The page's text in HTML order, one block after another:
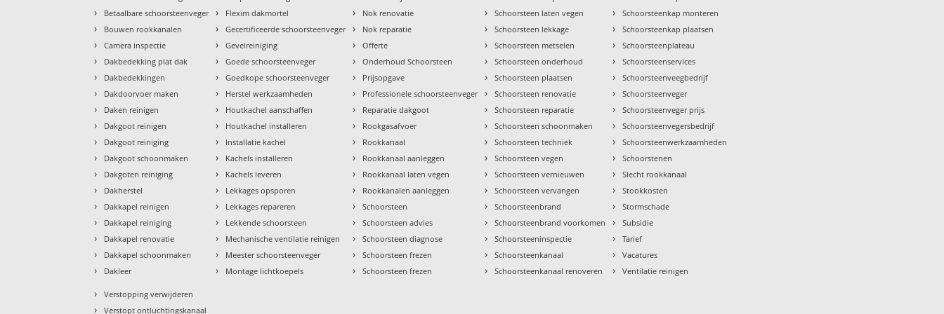
› Betaalbare schoorsteenveger
› Bouwen rookkanalen
› Camera inspectie
› Dakbedekking plat dak
› Dakbedekkingen
› Dakdoorvoer maken
› Daken reinigen
› Dakgoot reinigen
› Dakgoot reiniging
› Dakgoot schoonmaken
› Dakgoten reiniging
› Dakherstel
› Dakkapel reinigen
› Dakkapel reiniging
› Dakkapel renovatie
› Dakkapel schoonmaken
› Dakleer
› Flexim dakmortel
› Gecertificeerde schoorsteenveger
› Gevelreiniging
› Goede schoorsteenveger
› Goedkope schoorsteenveger
› Herstel werkzaamheden
› Houtkachel aanschaffen
› Houtkachel installeren
› Installatie kachel
› Kachels installeren
› Kachels leveren
› Lekkages opsporen
› Lekkages repareren
› Lekkende schoorsteen
› Mechanische ventilatie reinigen
› Meester schoorsteenveger
› Montage lichtkoepels
› Nok renovatie
› Nok reparatie
› Offerte
› Onderhoud Schoorsteen
› Prijsopgave
› Professionele schoorsteenveger
› Reparatie dakgoot
› Rookgasafvoer
› Rookkanaal
› Rookkanaal aanleggen
› Rookkanaal laten vegen
› Rookkanalen aanleggen
› Schoorsteen
› Schoorsteen advies
› Schoorsteen diagnose
› Schoorsteen frezen
› Schoorsteen frezen
› Schoorsteen laten vegen
› Schoorsteen lekkage
› Schoorsteen metselen
› Schoorsteen onderhoud
› Schoorsteen plaatsen
› Schoorsteen renovatie
› Schoorsteen reparatie
› Schoorsteen schoonmaken
› Schoorsteen techniek
› Schoorsteen vegen
› Schoorsteen vernieuwen
› Schoorsteen vervangen
› Schoorsteenbrand
› Schoorsteenbrand voorkomen
› Schoorsteeninspectie
› Schoorsteenkanaal
› Schoorsteenkanaal renoveren
› Schoorsteenkap monteren
› Schoorsteenkap plaatsen
› Schoorsteenplateau
› Schoorsteenservices
› Schoorsteenveegbedrijf
› Schoorsteenveger
› Schoorsteenveger prijs
› Schoorsteenvegersbedrijf
› Schoorsteenwerkzaamheden
› Schoorstenen
› Slecht rookkanaal
› Stookkosten
› Stormschade
› Subsidie
› Tarief
› Vacatures
› Ventilatie reinigen
› Verstopping verwijderen
› Verstopt ontluchtingskanaal